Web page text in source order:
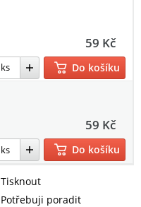
59 Kč
Do košíku
59 Kč
Do košíku
Potřebuji poradit
Tisknout